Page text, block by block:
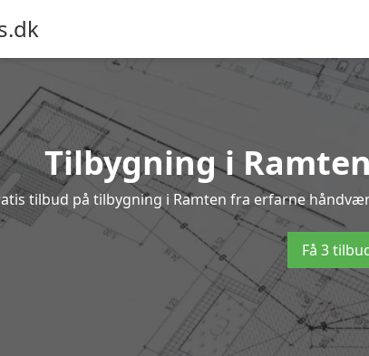
Tilbygning i
tilbud på tilbygning i Ramten fra erfarne
Få 3